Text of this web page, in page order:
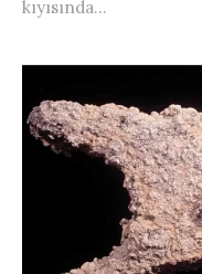
kıyısında...